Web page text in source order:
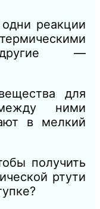
реакции
—
для
ними
в мелкий
получить
ртути